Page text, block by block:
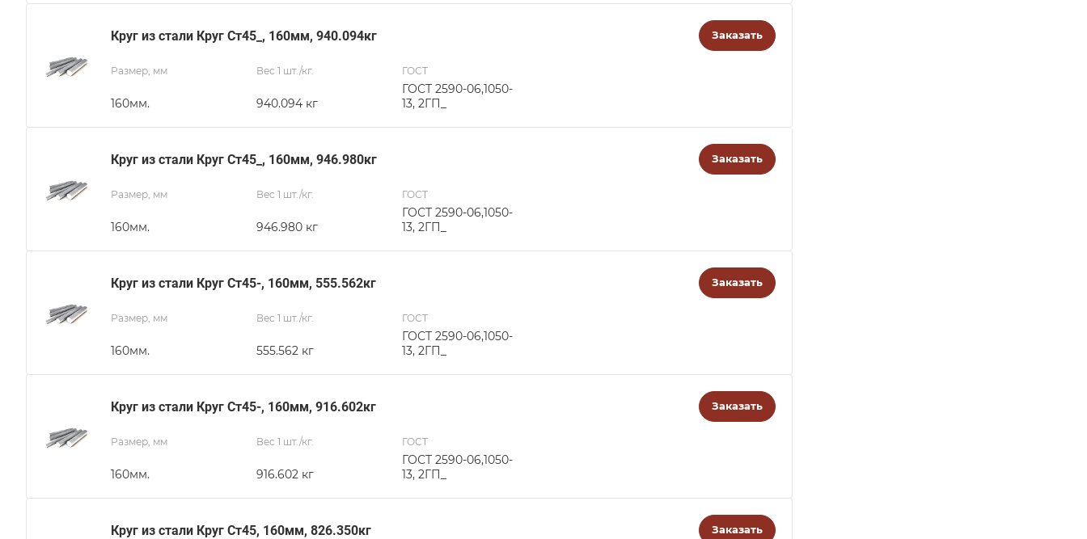
Круг из стали Круг Ст45_, 160мм, 940.094кг Заказать
Размер, мм
160мм.
Вес 1 шт./кг.
940.094 кг
ГОСТ
ГОСТ 2590-06,1050-
13, 2ГП_
Круг из стали Круг Ст45_, 160мм, 946.980кг Заказать
Размер, мм
160мм.
Вес 1 шт./кг.
946.980 кг
ГОСТ
ГОСТ 2590-06,1050-
13, 2ГП_
Круг из стали Круг Ст45-, 160мм, 555.562кг Заказать
Размер, мм
160мм.
Вес 1 шт./кг.
555.562 кг
ГОСТ
ГОСТ 2590-06,1050-
13, 2ГП_
Круг из стали Круг Ст45-, 160мм, 916.602кг Заказать
Размер, мм
160мм.
Вес 1 шт./кг.
916.602 кг
ГОСТ
ГОСТ 2590-06,1050-
13, 2ГП_
Круг из стали Круг Ст45, 160мм, 826.350кг Заказать